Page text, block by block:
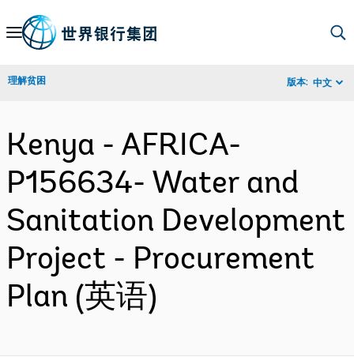
Skip
Navigation
理解贫困 版本: 中文
Kenya - AFRICA-
P156634- Water and
Sanitation Development
Project - Procurement
Plan (英语)